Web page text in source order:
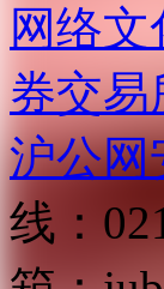
网络
券交
沪公网
线：